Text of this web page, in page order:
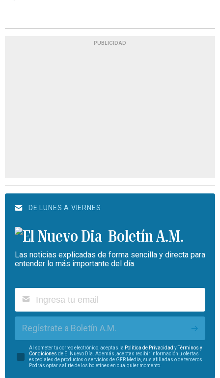
PUBLICIDAD
DE LUNES A VIERNES
Boletín A.M.
Las noticias explicadas de forma sencilla y directa para
entender lo más importante del día.
Regístrate a Boletín A.M.
Al someter tu correo electrónico, aceptas la Política de Privacidad yTérminos y
Condiciones de El Nuevo Día. Además, aceptas recibir información u ofertas
especiales de productos o servicios de GFR Media, sus afiliadas o de terceros.
Podrás optar salirte de los boletines en cualquier momento.